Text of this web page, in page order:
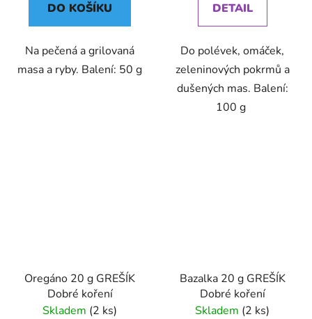
DO KOŠÍKU
Na pečená a grilovaná
masa a ryby. Balení: 50 g
DETAIL
Do polévek, omáček,
zeleninových pokrmů a
dušených mas. Balení:
100 g
Oregáno 20 g GREŠÍK
Dobré koření
Skladem (2 ks)
Bazalka 20 g GREŠÍK
Dobré koření
Skladem (2 ks)